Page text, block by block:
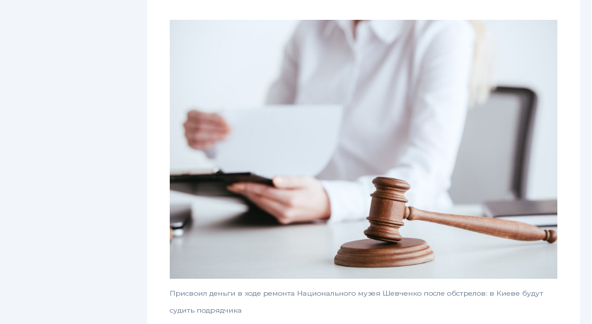
ЕЖЕМЕСЯЧНЫЙ ОБЗОР
Присвоил деньги в ходе ремонта Национального музея Шевченко после обстрелов: в Киеве будут
судить подрядчика